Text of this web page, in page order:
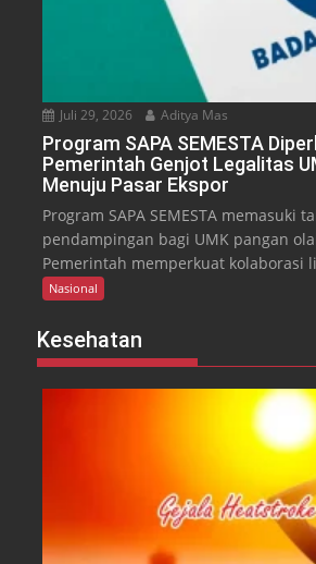
Juli 29, 2026 Aditya Mas
Program SAPA SEMESTA
Pemerintah Genjot Legalitas
Menuju Pasar Ekspor
Program SAPA SEMESTA memasuki
pendampingan bagi UMK pangan
Pemerintah memperkuat kolaborasi
Nasional
Kesehatan